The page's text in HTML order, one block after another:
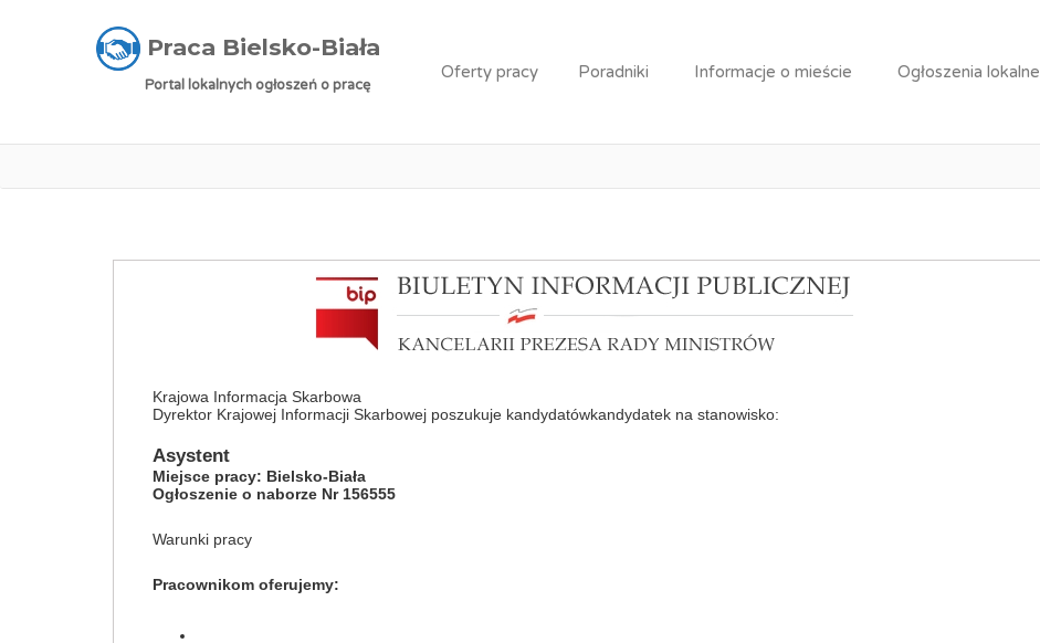
Praca Bielsko-Biała
Portal lokalnych ogłoszeń o pracę
Oferty pracy Poradniki Informacje o mieście Ogłoszenia lokalne
Praca Bielsko-Biała » Oferty pracy
Krajowa Informacja Skarbowa
Dyrektor Krajowej Informacji Skarbowej poszukuje kandydatówkandydatek na stanowisko:
Asystent
Miejsce pracy: Bielsko-Biała
Ogłoszenie o naborze Nr 156555
Warunki pracy
Pracownikom oferujemy: